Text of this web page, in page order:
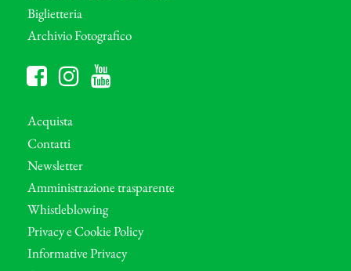
Biglietteria
Archivio Fotografico
Acquista
Contatti
Newsletter
Amministrazione trasparente
Whistleblowing
Privacy e Cookie Policy
Informative Privacy